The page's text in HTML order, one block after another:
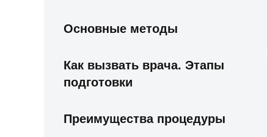
Основные методы
Как вызвать врача. Этапы
подготовки
Преимущества процедуры